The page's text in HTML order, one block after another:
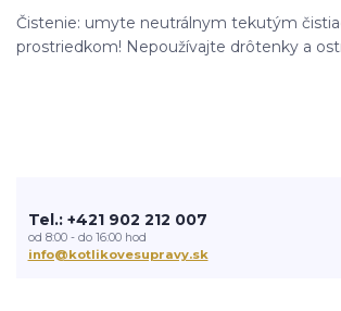
Čistenie: umyte neutrálnym tekutým
prostriedkom! Nepoužívajte drôtenky a
Tel.: +421 902 212 007
od 8:00 - do 16:00 hod
info@kotlikovesupravy.sk